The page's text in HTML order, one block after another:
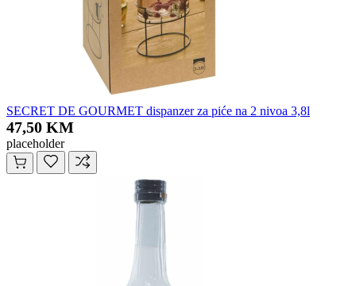
SECRET DE GOURMET dispanzer za piće na 2 nivoa 3,8l
47,50 KM
placeholder